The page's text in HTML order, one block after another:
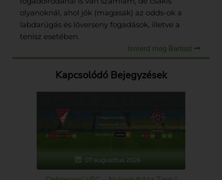
olyanoknál, ahol jók (magasak) az odds-ok a
labdarúgás és lóverseny fogadások, illetve a
tenisz esetében.
Ismerd meg Bartost
Kapcsolódó Bejegyzések
07 augusztus 2026